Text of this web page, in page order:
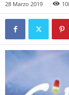
28 Marzo 2019